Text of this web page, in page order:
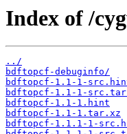
Index of /
../
bdftopcf-debuginfo/
bdftopcf-1.1-1-
bdftopcf-1.1-1-
bdftopcf-1.1-1.hint
bdftopcf-1.1-1.tar.xz
bdftopcf-1.1.1-1-